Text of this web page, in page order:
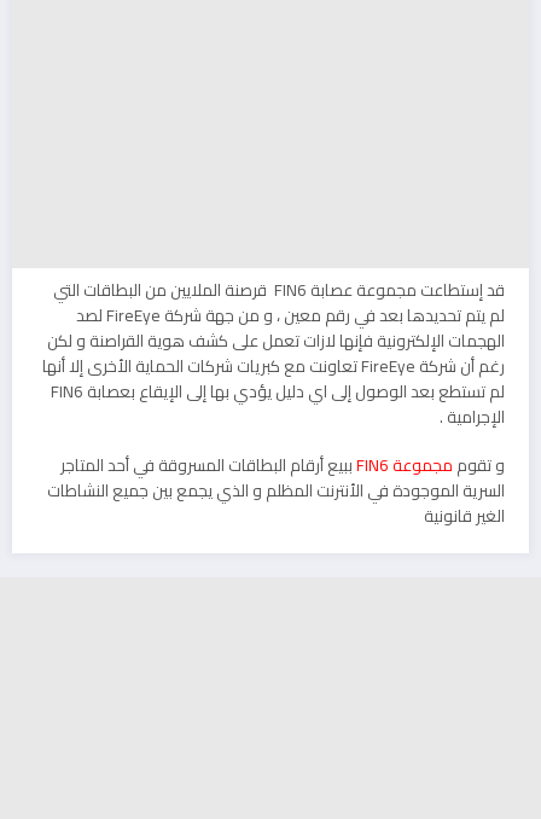
قد إستطاعت مجموعة عصابة FIN6 قرصنة الملايين من البطاقات التي
لم يتم تحديدها بعد في رقم معين ، و من جهة شركة FireEye لصد
الهجمات الإلكترونية فإنها لازات تعمل على كشف هوية القراصنة و لكن
رغم أن شركة FireEye تعاونت مع كبريات شركات الحماية الأخرى إلا أنها
لم تستطع بعد الوصول إلى اي دليل يؤدي بها إلى الإيقاع بعصابة FIN6
الإجرامية .
و تقوممجموعة FIN6
ببيع أرقام البطاقات المسروقة في أحد المتاجر
السرية الموجودة في الأنترنت المظلم و الذي يجمع بين جميع النشاطات
الغير قانونية